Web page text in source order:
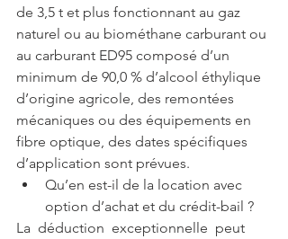
de 3,5 t et plus fonctionnant au gaz
naturel ou au biométhane carburant ou
au carburant ED95 composé d’un
minimum de 90,0 % d’alcool éthylique
d’origine agricole, des remontées
mécaniques ou des équipements en
fibre optique, des dates spécifiques
d’application sont prévues.
Qu’en est-il de la location avec
option d’achat et du crédit-bail ?
La  déduction  exceptionnelle  peut